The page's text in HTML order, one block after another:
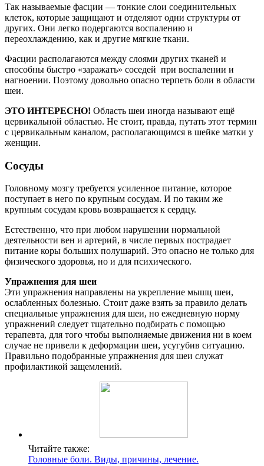
Так называемые фасции — тонкие слои соединительных
клеток, которые защищают и отделяют одни структуры от
других. Они легко подергаются воспалению и
переохлаждению, как и другие мягкие ткани.
Фасции располагаются между слоями других тканей и
способны быстро «заражать» соседей при воспалении и
нагноении. Поэтому довольно опасно терпеть боли в области
шеи.
ЭТО ИНТЕРЕСНО! Область шеи иногда называют ещё
цервикальной областью. Не стоит, правда, путать этот термин
с цервикальным каналом, располагающимся в шейке матки у
женщин.
Сосуды
Головному мозгу требуется усиленное питание, которое
поступает в него по крупным сосудам. И по таким же
крупным сосудам кровь возвращается к сердцу.
Естественно, что при любом нарушении нормальной
деятельности вен и артерий, в числе первых пострадает
питание коры больших полушарий. Это опасно не только для
физического здоровья, но и для психического.
Упражнения для шеи
Эти упражнения направлены на укрепление мышц шеи,
ослабленных болезнью. Стоит даже взять за правило делать
специальные упражнения для шеи, но ежедневную норму
упражнений следует тщательно подбирать с помощью
терапевта, для того чтобы выполняемые движения ни в коем
случае не привели к деформации шеи, усугубив ситуацию.
Правильно подобранные упражнения для шеи служат
профилактикой защемлений.
Читайте также:
Головные боли. Виды, причины, лечение.